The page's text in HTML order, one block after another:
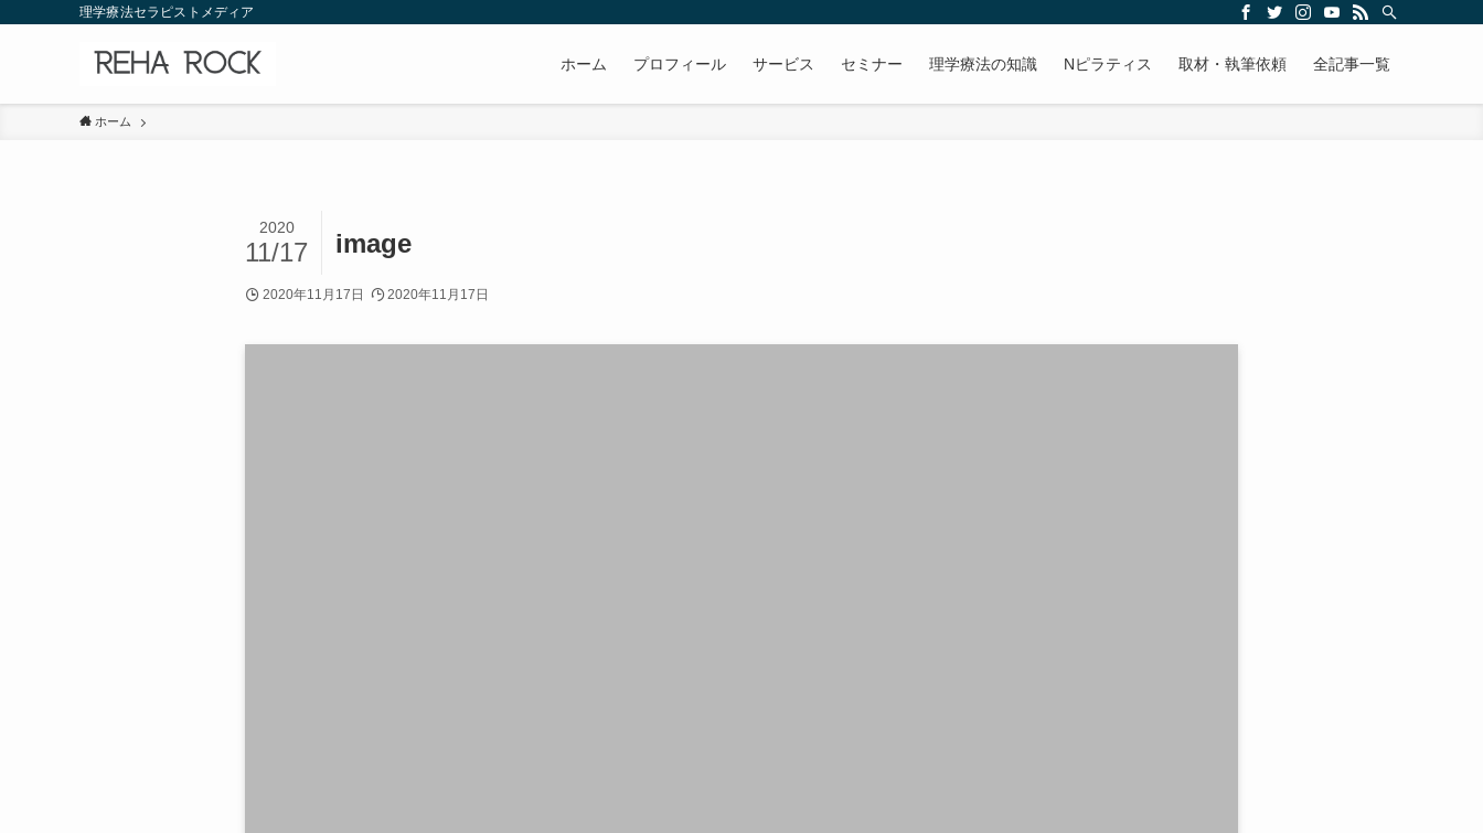
理学療法セラピストメディア
ホーム プロフィール サービス セミナー 理学療法の知識 Nピラティス 取材・執筆依頼 全記事一覧
ホーム
image
2020
11/17
2020年11月17日 2020年11月17日